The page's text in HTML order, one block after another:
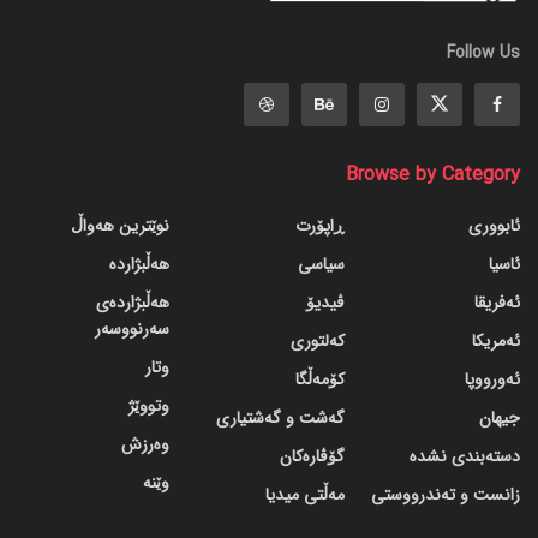
Follow Us
Browse by Category
ئابووری
ئاسیا
ئەفریقا
ئەمریکا
ئەورووپا
جیهان
دسته‌بندی نشده
زانست و تەندرووستی
ڕاپۆرت
سیاسی
ڤیدیۆ
کەلتوری
کۆمەڵگا
گه‌شت و گه‌شتیاری
گۆڤاره‌کان
مەڵتی میدیا
نوێترین هەواڵ
هەڵبژاردە
هەڵبژاردەی
سەرنووسەر
وتار
وتووێژ
وەرزش
وێنە